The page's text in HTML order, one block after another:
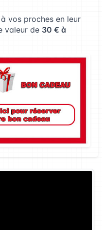
vos proches en leur
valeur de 30 € à